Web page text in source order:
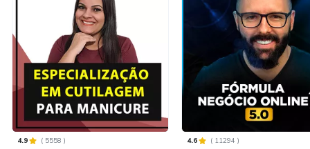
4.9 ( 5558 ) 4.6 ( 11294 )